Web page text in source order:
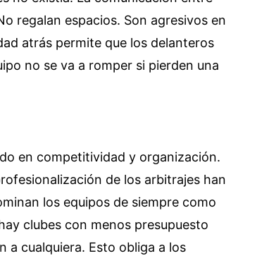
regalan espacios. Son agresivos en
atrás permite que los delanteros
no se va a romper si pierden una
en competitividad y organización.
de los arbitrajes han
los equipos de siempre como
clubes con menos presupuesto
a cualquiera. Esto obliga a los